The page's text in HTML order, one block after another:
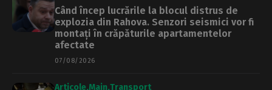
Când încep lucrările la blocul distrus de
explozia din Rahova. Senzori seismici vor fi
montați în crăpăturile apartamentelor
afectate
07/08/2026
Articole Main Transport